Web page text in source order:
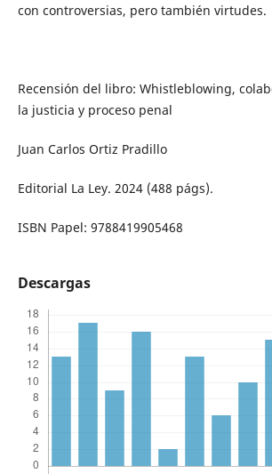
con controversias, pero también virtudes.
Recensión del libro: Whistleblowing,
la justicia y proceso penal
Juan Carlos Ortiz Pradillo
Editorial La Ley. 2024 (488 págs).
ISBN Papel: 9788419905468
Descargas